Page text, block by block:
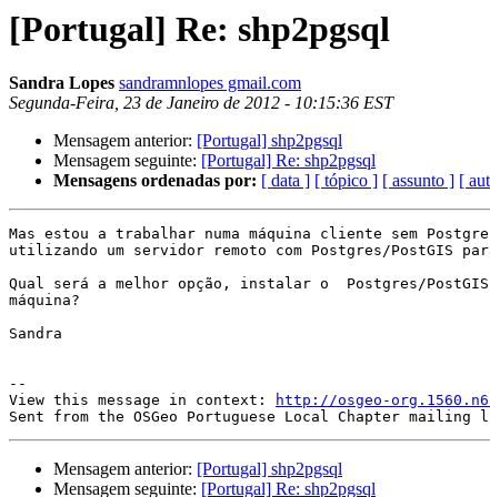
[Portugal] Re: shp2pgsql
Sandra Lopes sandramnlopes gmail.com
Segunda-Feira, 23 de Janeiro de 2012 - 10:15:36 EST
Mensagem anterior: [Portugal] shp2pgsql
Mensagem seguinte: [Portugal] Re: shp2pgsql
Mensagens ordenadas por: [ data ] [ tópico ] [ assunto ] [
Mas estou a trabalhar numa máquina cliente sem
utilizando um servidor remoto com Postgres/PostGIS
Qual será a melhor opção, instalar o  Postgres/PostGIS
máquina?
Sandra
--
View this message in context:
http://osgeo-
Mensagem anterior: [Portugal] shp2pgsql
Mensagem seguinte: [Portugal] Re: shp2pgsql